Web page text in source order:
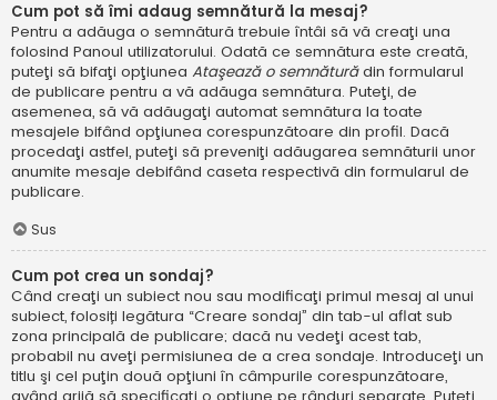
Cum pot să îmi adaug semnătură la mesaj?
Pentru a adăuga o semnătură trebuie întâi să vă creaţi una
folosind Panoul utilizatorului. Odată ce semnătura este creată,
puteţi să bifaţi opţiunea Ataşează o semnăturădin formularul
de publicare pentru a vă adăuga semnătura. Puteţi, de
asemenea, să vă adăugaţi automat semnătura la toate
mesajele bifând opţiunea corespunzătoare din profil. Dacă
procedaţi astfel, puteţi să preveniţi adăugarea semnăturii unor
anumite mesaje debifând caseta respectivă din formularul de
publicare.
Sus
Cum pot crea un sondaj?
Când creaţi un subiect nou sau modificaţi primul mesaj al unui
subiect, folosiți legătura “Creare sondaj” din tab-ul aflat sub
zona principală de publicare; dacă nu vedeţi acest tab,
probabil nu aveţi permisiunea de a crea sondaje. Introduceţi un
titlu şi cel puţin două opţiuni în câmpurile corespunzătoare,